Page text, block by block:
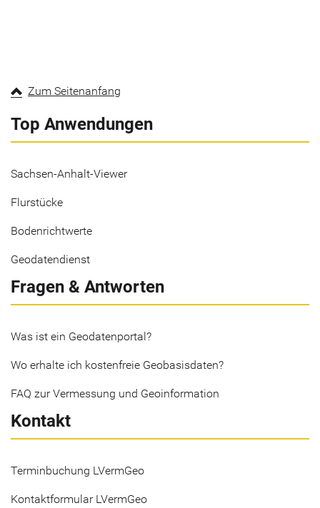
Zum Seitenanfang
Top Anwendungen
Sachsen-Anhalt-Viewer
Flurstücke
Bodenrichtwerte
Geodatendienst
Fragen & Antworten
Was ist ein Geodatenportal?
Wo erhalte ich kostenfreie Geobasisdaten?
FAQ zur Vermessung und Geoinformation
Kontakt
Terminbuchung LVermGeo
Kontaktformular LVermGeo